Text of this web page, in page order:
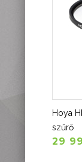
Hoya
szűrő
29